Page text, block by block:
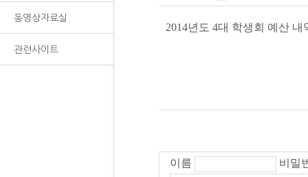
동영상자료실
관련사이트
2014년도 4대 학생회 예산 내
이름 비밀